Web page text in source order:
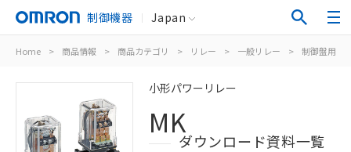
制御機器 Japan
Home > 商品情報 > 商品カテゴリ > リレー > 一般リレー > 制御盤用
小形パワーリレー
MK
ダウンロード資料一覧